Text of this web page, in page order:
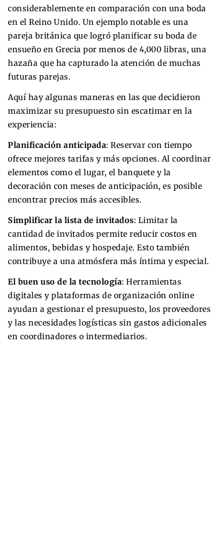
considerablemente en comparación con una boda
en el Reino Unido. Un ejemplo notable es una
pareja británica que logró planificar su boda de
ensueño en Grecia por menos de 4,000 libras, una
hazaña que ha capturado la atención de muchas
futuras parejas.
Aquí hay algunas maneras en las que decidieron
maximizar su presupuesto sin escatimar en la
experiencia:
Planificación anticipada: Reservar con tiempo
ofrece mejores tarifas y más opciones. Al coordinar
elementos como el lugar, el banquete y la
decoración con meses de anticipación, es posible
encontrar precios más accesibles.
Simplificar la lista de invitados: Limitar la
cantidad de invitados permite reducir costos en
alimentos, bebidas y hospedaje. Esto también
contribuye a una atmósfera más íntima y especial.
El buen uso de la tecnología: Herramientas
digitales y plataformas de organización online
ayudan a gestionar el presupuesto, los proveedores
y las necesidades logísticas sin gastos adicionales
en coordinadores o intermediarios.